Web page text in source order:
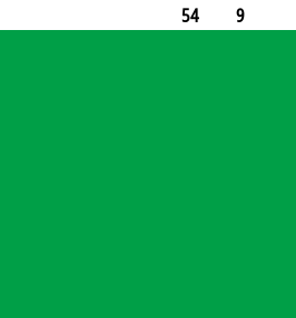
146
54
9